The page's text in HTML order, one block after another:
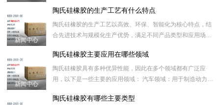
性、阻燃
新闻中心
陶氏硅橡胶的生产工艺有什么特点
陶氏硅橡胶的生产工艺以高效、环保、智能化为核心特点，结
合先进技术与规模化生产优势，满足不同产品类型和应用场景
新闻中心
陶氏硅橡胶主要应用在哪些领域
陶氏硅橡胶具有多种优异性能，因此在多个领域都有广泛应
用，以下是一些主要的应用领域： 汽车领域：用于制造动力总
质的侵蚀，
陶氏硅橡胶有哪些主要类型